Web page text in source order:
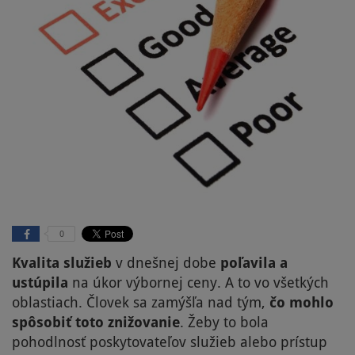
0
Kvalita služieb v dnešnej dobe poľavila a
ustúpila na úkor výbornej ceny. A to vo všetkých
oblastiach. Človek sa zamýšľa nad tým, čo mohlo
spôsobiť toto znižovanie. Žeby to bola
pohodlnosť poskytovateľov služieb alebo prístup